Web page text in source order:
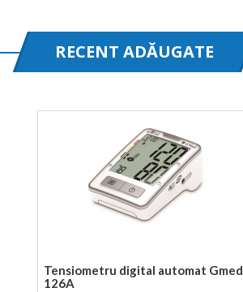
RECENT ADĂUGATE
Tensiometru digital automat Gmed
126A